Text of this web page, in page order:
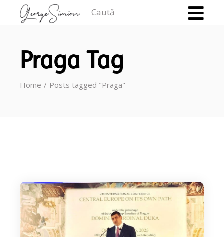
Praga Tag
Home Posts tagged "Praga"